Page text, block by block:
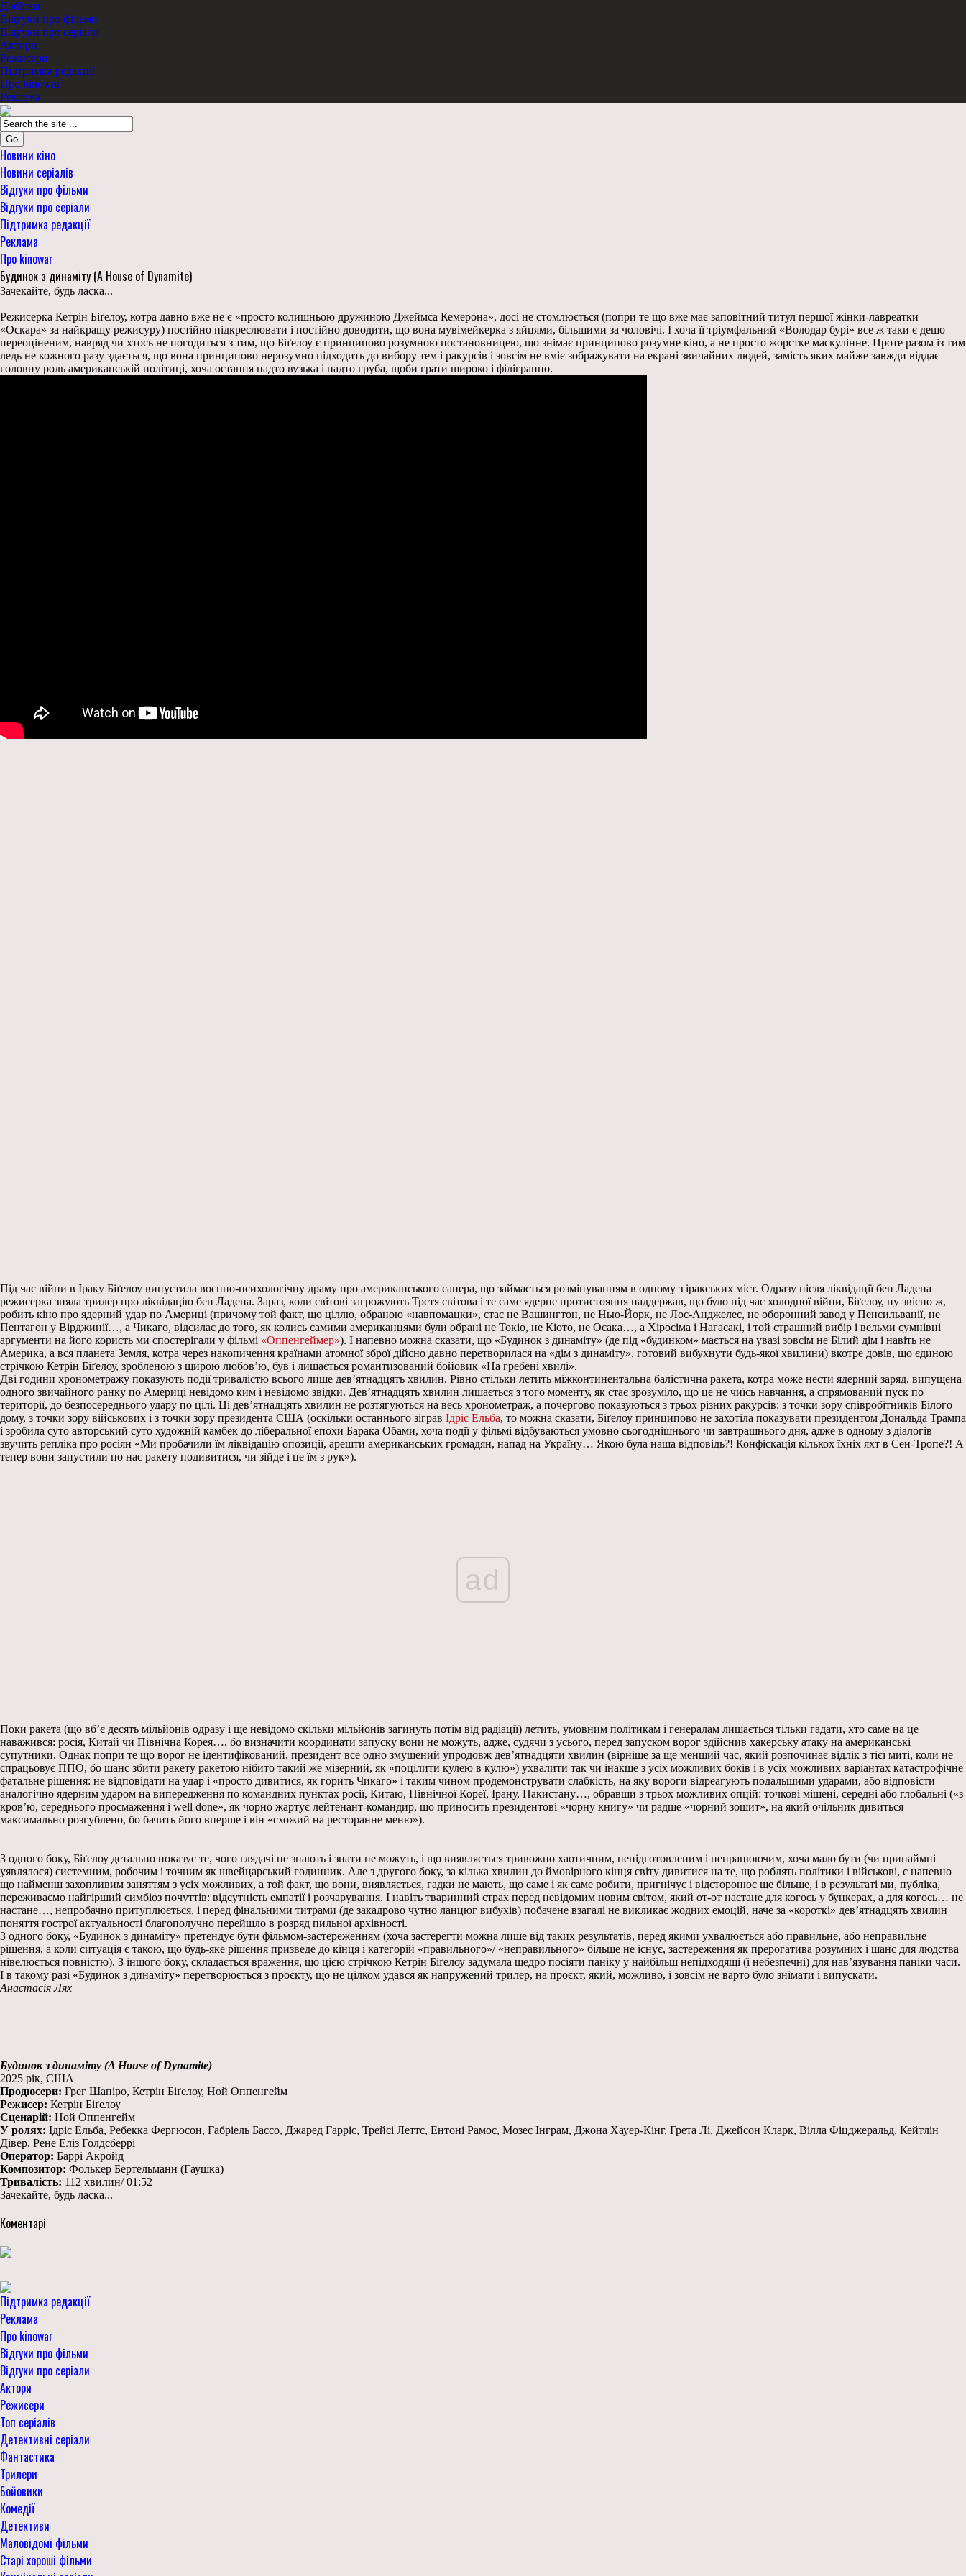
Добірки
Відгуки про фільми
Відгуки про серіали
Актори
Режисери
Підтримка редакції
Про kinowar
Реклама
Go
Новини кіно
Новини серіалів
Відгуки про фільми
Відгуки про серіали
Підтримка редакції
Реклама
Про kinowar
Будинок з динаміту (A House of Dynamite)
Зачекайте, будь ласка...
Режисерка Кетрін Біґелоу, котра давно вже не є «просто колишньою дружиною Джеймса Кемерона», досі не стомлюється (попри те що вже має заповітний титул першої жінки-лавреатки
«Оскара» за найкращу режисуру) постійно підкреслювати і постійно доводити, що вона мувімейкерка з яйцями, більшими за чоловічі. І хоча її тріумфальний «Володар бурі» все ж таки є дещо
переоціненим, навряд чи хтось не погодиться з тим, що Біґелоу є принципово розумною постановницею, що знімає принципово розумне кіно, а не просто жорстке маскулінне. Проте разом із тим
ледь не кожного разу здається, що вона принципово нерозумно підходить до вибору тем і ракурсів і зовсім не вміє зображувати на екрані звичайних людей, замість яких майже завжди віддає
головну роль американській політиці, хоча остання надто вузька і надто груба, щоби грати широко і філігранно.
Під час війни в Іраку Біґелоу випустила воєнно-психологічну драму про американського сапера, що займається розмінуванням в одному з іракських міст. Одразу після ліквідації бен Ладена
режисерка зняла трилер про ліквідацію бен Ладена. Зараз, коли світові загрожують Третя світова і те саме ядерне протистояння наддержав, що було під час холодної війни, Біґелоу, ну звісно ж,
робить кіно про ядерний удар по Америці (причому той факт, що ціллю, обраною «навпомацки», стає не Вашингтон, не Нью-Йорк, не Лос-Анджелес, не оборонний завод у Пенсильванії, не
Пентагон у Вірджинії…, а Чикаго, відсилає до того, як колись самими американцями були обрані не Токіо, не Кіото, не Осака…, а Хіросіма і Нагасакі, і той страшний вибір і вельми сумнівні
аргументи на його користь ми спостерігали у фільмі «Оппенгеймер»). І напевно можна сказати, що «Будинок з динаміту» (де під «будинком» мається на увазі зовсім не Білий дім і навіть не
Америка, а вся планета Земля, котра через накопичення країнами атомної зброї дійсно давно перетворилася на «дім з динаміту», готовий вибухнути будь-якої хвилини) вкотре довів, що єдиною
стрічкою Кетрін Біґелоу, зробленою з щирою любов’ю, був і лишається романтизований бойовик «На гребені хвилі».
Дві години хронометражу показують події тривалістю всього лише дев’ятнадцять хвилин. Рівно стільки летить міжконтинентальна балістична ракета, котра може нести ядерний заряд, випущена
одного звичайного ранку по Америці невідомо ким і невідомо звідки. Дев’ятнадцять хвилин лишається з того моменту, як стає зрозуміло, що це не чиїсь навчання, а спрямований пуск по
території, до безпосереднього удару по цілі. Ці дев’ятнадцять хвилин не розтягуються на весь хронометраж, а почергово показуються з трьох різних ракурсів: з точки зору співробітників Білого
дому, з точки зору військових і з точки зору президента США (оскільки останнього зіграв Ідріс Ельба, то можна сказати, Біґелоу принципово не захотіла показувати президентом Дональда Трампа
і зробила суто авторський суто художній камбек до ліберальної епохи Барака Обами, хоча події у фільмі відбуваються умовно сьогоднішнього чи завтрашнього дня, адже в одному з діалогів
звучить репліка про росіян «Ми пробачили їм ліквідацію опозиції, арешти американських громадян, напад на Україну… Якою була наша відповідь?! Конфіскація кількох їхніх яхт в Сен-Тропе?! А
тепер вони запустили по нас ракету подивитися, чи зійде і це їм з рук»).
ad
Поки ракета (що вб’є десять мільйонів одразу і ще невідомо скільки мільйонів загинуть потім від радіації) летить, умовним політикам і генералам лишається тільки гадати, хто саме на це
наважився: росія, Китай чи Північна Корея…, бо визначити координати запуску вони не можуть, адже, судячи з усього, перед запуском ворог здійснив хакерську атаку на американські
супутники. Однак попри те що ворог не ідентифікований, президент все одно змушений упродовж дев’ятнадцяти хвилин (вірніше за ще менший час, який розпочинає відлік з тієї миті, коли не
спрацьовує ППО, бо шанс збити ракету ракетою нібито такий же мізерний, як «поцілити кулею в кулю») ухвалити так чи інакше з усіх можливих боків і в усіх можливих варіантах катастрофічне
фатальне рішення: не відповідати на удар і «просто дивитися, як горить Чикаго» і таким чином продемонструвати слабкість, на яку вороги відреагують подальшими ударами, або відповісти
аналогічно ядерним ударом на випередження по командних пунктах росії, Китаю, Північної Кореї, Ірану, Пакистану…, обравши з трьох можливих опцій: точкові мішені, середні або глобальні («з
кров’ю, середнього просмаження і well done», як чорно жартує лейтенант-командир, що приносить президентові «чорну книгу» чи радше «чорний зошит», на який очільник дивиться
максимально розгублено, бо бачить його вперше і він «схожий на ресторанне меню»).
З одного боку, Біґелоу детально показує те, чого глядачі не знають і знати не можуть, і що виявляється тривожно хаотичним, непідготовленим і непрацюючим, хоча мало бути (чи принаймні
уявлялося) системним, робочим і точним як швейцарський годинник. Але з другого боку, за кілька хвилин до ймовірного кінця світу дивитися на те, що роблять політики і військові, є напевно
що найменш захопливим заняттям з усіх можливих, а той факт, що вони, виявляється, гадки не мають, що саме і як саме робити, пригнічує і відсторонює ще більше, і в результаті ми, публіка,
переживаємо найгірший симбіоз почуттів: відсутність емпатії і розчарування. І навіть тваринний страх перед невідомим новим світом, який от-от настане для когось у бункерах, а для когось… не
настане…, непробачно притуплюється, і перед фінальними титрами (де закадрово чутно ланцюг вибухів) побачене взагалі не викликає жодних емоцій, наче за «короткі» дев’ятнадцять хвилин
поняття гострої актуальності благополучно перейшло в розряд пильної архівності.
З одного боку, «Будинок з динаміту» претендує бути фільмом-застереженням (хоча застерегти можна лише від таких результатів, перед якими ухвалюється або правильне, або неправильне
рішення, а коли ситуація є такою, що будь-яке рішення призведе до кінця і категорій «правильного»/ «неправильного» більше не існує, застереження як прерогатива розумних і шанс для людства
нівелюється повністю). З іншого боку, складається враження, що цією стрічкою Кетрін Біґелоу задумала щедро посіяти паніку у найбільш непідходящі (і небезпечні) для нав’язування паніки часи.
І в такому разі «Будинок з динаміту» перетворюється з проєкту, що не цілком удався як напружений трилер, на проєкт, який, можливо, і зовсім не варто було знімати і випускати.
Анастасія Лях
Будинок з динаміту (A House of Dynamite)
2025 рік, США
Продюсери: Грег Шапіро, Кетрін Біґелоу, Ной Оппенгейм
Режисер: Кетрін Біґелоу
Сценарій: Ной Оппенгейм
У ролях: Ідріс Ельба, Ребекка Фергюсон, Габріель Бассо, Джаред Гарріс, Трейсі Леттс, Ентоні Рамос, Мозес Інграм, Джона Хауер-Кінг, Грета Лі, Джейсон Кларк, Вілла Фіцджеральд, Кейтлін
Дівер, Рене Еліз Голдсберрі
Оператор: Баррі Акройд
Композитор: Фолькер Бертельманн (Гаушка)
Тривалість: 112 хвилин/ 01:52
Зачекайте, будь ласка...
Коментарі
Підтримка редакції
Реклама
Про kinowar
Відгуки про фільми
Відгуки про серіали
Актори
Режисери
Топ серіалів
Детективні серіали
Фантастика
Трилери
Бойовики
Комедії
Детективи
Маловідомі фільми
Старі хороші фільми